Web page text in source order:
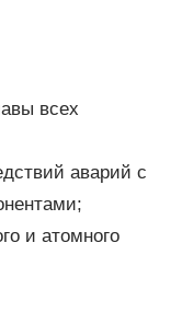
всех
аварий с
и атомного